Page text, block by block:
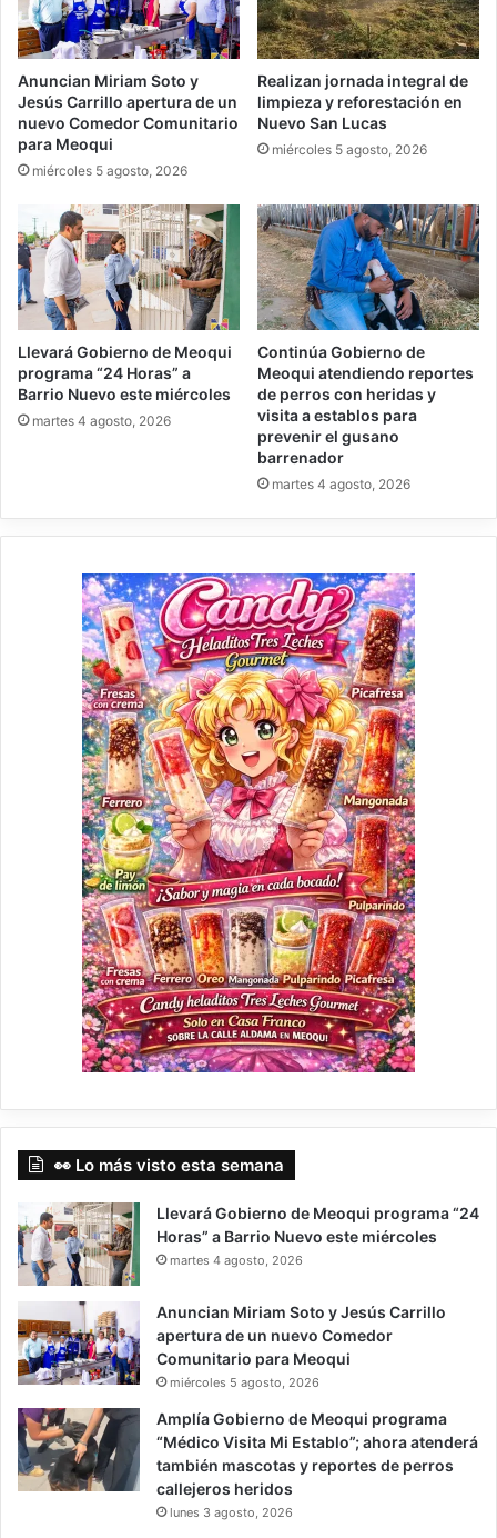
Anuncian Miriam Soto y
Jesús Carrillo apertura de un
nuevo Comedor Comunitario
para Meoqui
miércoles 5 agosto, 2026
Realizan jornada integral de
limpieza y reforestación en
Nuevo San Lucas
miércoles 5 agosto, 2026
Llevará Gobierno de Meoqui
programa “24 Horas” a
Barrio Nuevo este miércoles
martes 4 agosto, 2026
Continúa Gobierno de
Meoqui atendiendo reportes
de perros con heridas y
visita a establos para
prevenir el gusano
barrenador
martes 4 agosto, 2026
👀 Lo más visto esta semana
Llevará Gobierno de Meoqui programa “24
Horas” a Barrio Nuevo este miércoles
martes 4 agosto, 2026
Anuncian Miriam Soto y Jesús Carrillo
apertura de un nuevo Comedor
Comunitario para Meoqui
miércoles 5 agosto, 2026
Amplía Gobierno de Meoqui programa
“Médico Visita Mi Establo”; ahora atenderá
también mascotas y reportes de perros
callejeros heridos
lunes 3 agosto, 2026